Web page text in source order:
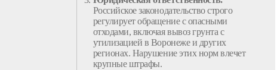
Российское законодательство строго
регулирует обращениесопасными
отходами, включаявывоз грунта с
утилизацией в Воронежеи других
регионах. Нарушение этих норм влечет
крупные штрафы.